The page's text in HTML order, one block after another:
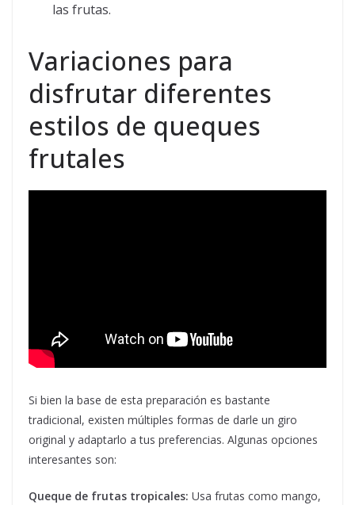
las frutas.
Variaciones para
disfrutar diferentes
estilos de queques
frutales
Si bien la base de esta preparación es bastante
tradicional, existen múltiples formas de darle un giro
original y adaptarlo a tus preferencias. Algunas opciones
interesantes son:
Queque de frutas tropicales: Usa frutas como mango,